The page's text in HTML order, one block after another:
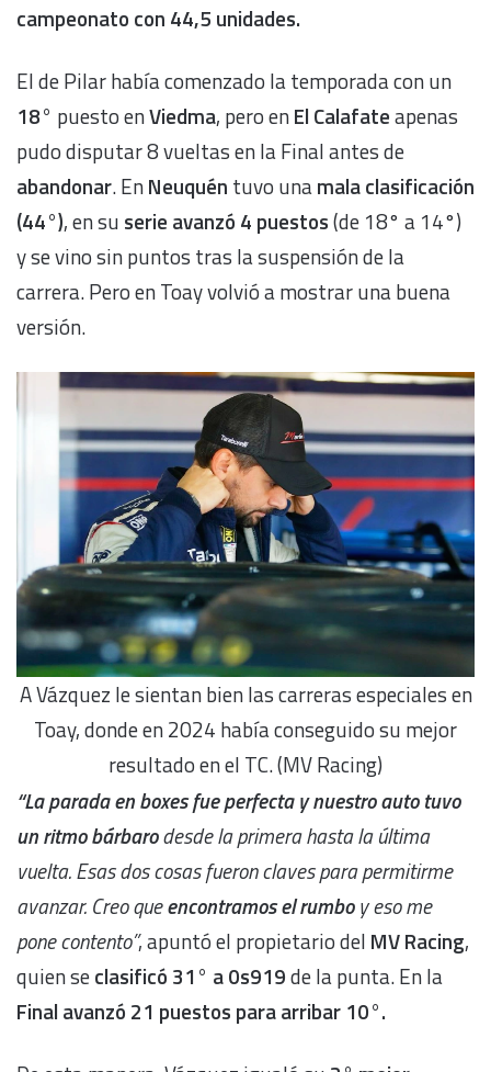
campeonato con 44,5 unidades.
El de Pilar había comenzado la temporada con un
18° puesto enViedma, pero enEl Calafateapenas
pudo disputar 8 vueltas en la Final antes de
abandonar. EnNeuquén tuvo unamala clasificación
(44°), en su serie avanzó 4 puestos(de 18° a 14°)
y se vino sin puntos tras la suspensión de la
carrera. Pero en Toay volvió a mostrar una buena
versión.
A Vázquez le sientan bien las carreras especiales en
Toay, donde en 2024 había conseguido su mejor
resultado en el TC. (MV Racing)
“La parada en boxes fue perfecta y nuestro auto tuvo
un ritmo bárbarodesde la primera hasta la última
vuelta. Esas dos cosas fueron claves para permitirme
avanzar. Creo queencontramos el rumboy eso me
pone contento”, apuntó el propietario del MV Racing,
quien seclasificó 31° a 0s919de la punta. En la
Final avanzó 21 puestos para arribar 10°.